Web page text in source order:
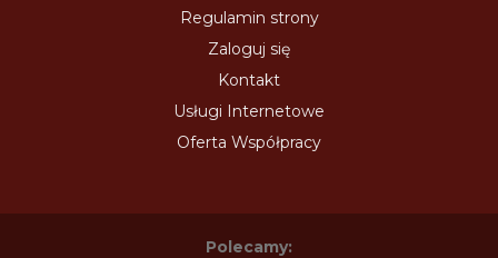
Regulamin strony
Zaloguj się
Kontakt
Usługi Internetowe
Oferta Współpracy
Polecamy: